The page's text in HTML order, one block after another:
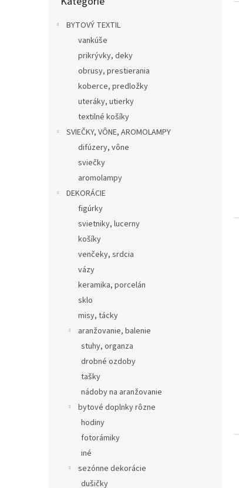
BYTOVÝ TEXTIL
vankúše
prikrývky, deky
obrusy, prestierania
koberce, predložky
uteráky, utierky
textilné košíky
SVIEČKY, VÔNE, AROMOLAMPY
difúzery, vône
sviečky
aromolampy
DEKORÁCIE
figúrky
svietniky, lucerny
košíky
venčeky, srdcia
vázy
keramika, porcelán
sklo
misy, tácky
aranžovanie, balenie
stuhy, organza
drobné ozdoby
tašky
nádoby na aranžovanie
bytové doplnky rôzne
hodiny
fotorámiky
iné
sezónne dekorácie
dušičky